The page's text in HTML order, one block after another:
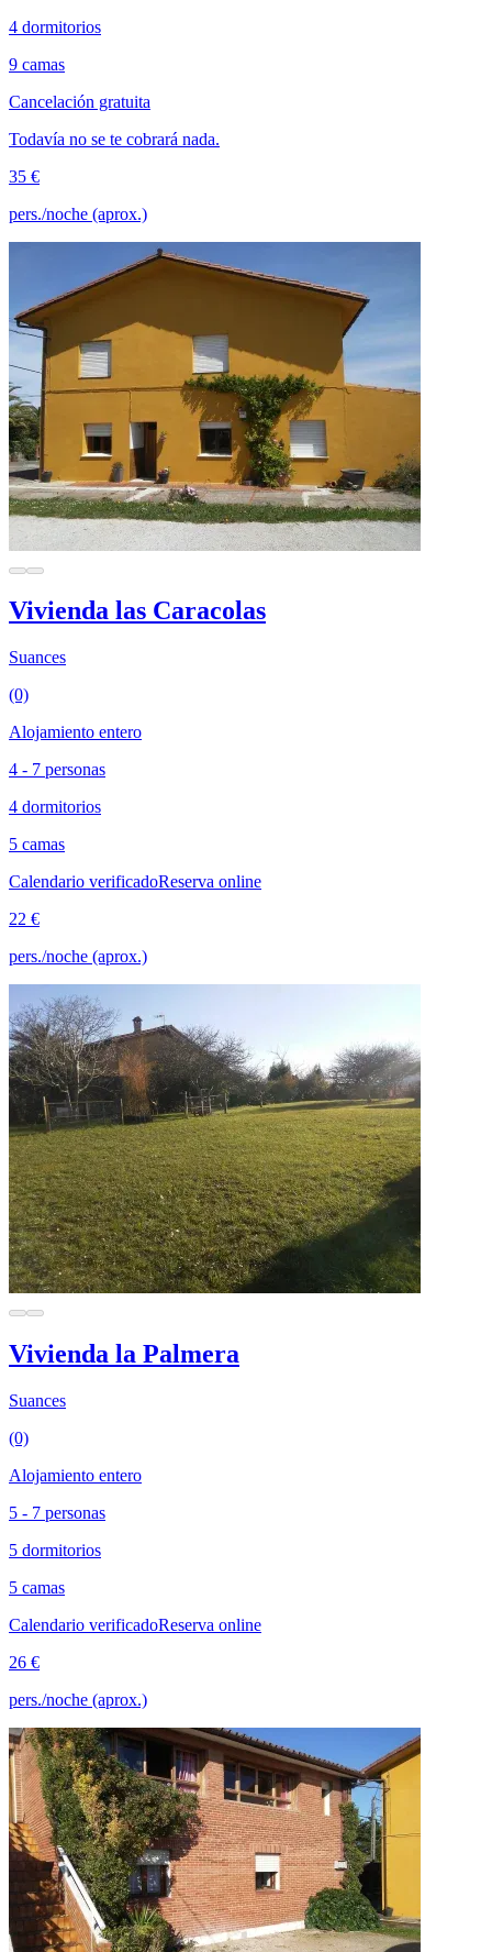
4 dormitorios
9 camas
Cancelación gratuita
Todavía no se te cobrará nada.
35 €
pers./noche (aprox.)
Vivienda las Caracolas
Suances
(0)
Alojamiento entero
4 - 7 personas
4 dormitorios
5 camas
Calendario verificadoReserva online
22 €
pers./noche (aprox.)
Vivienda la Palmera
Suances
(0)
Alojamiento entero
5 - 7 personas
5 dormitorios
5 camas
Calendario verificadoReserva online
26 €
pers./noche (aprox.)